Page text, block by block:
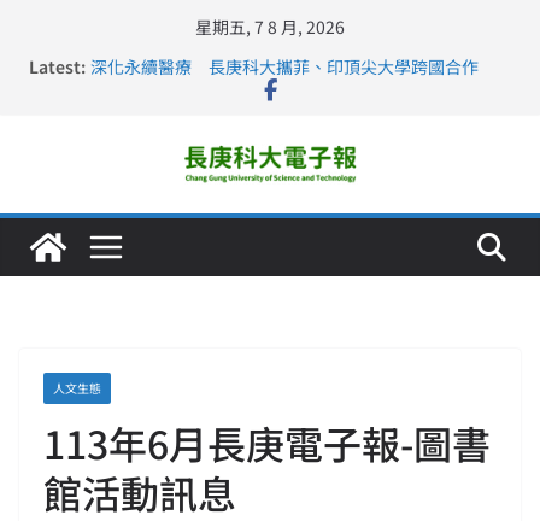
星期五, 7 8 月, 2026
Latest: 深化永續醫療 長庚科大攜菲、印頂尖大學跨國合作
長庚科大訪凱瑟醫療集團、美容學校收穫豐
仁德醫專與長庚科大締結策略聯盟 培育護理尖兵
長庚科大連四年穩居《遠見》醫學大學第5名 辦學實力再
人文生態
113年6月長庚電子報-圖書
館活動訊息